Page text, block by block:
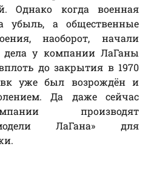
Однако когда военная
убыль, а общественные
наоборот, начали
дела у компании ЛаГаны
до закрытия в 1970
уже был возрождён и
Да даже сейчас
производят
ЛаГана» для